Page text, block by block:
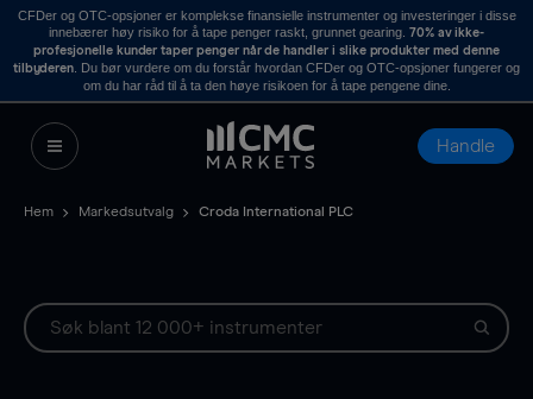
CFDer og OTC-opsjoner er komplekse finansielle instrumenter og investeringer i disse
innebærer høy risiko for å tape penger raskt, grunnet gearing. 70% av ikke-
profesjonelle kunder taper penger når de handler i slike produkter med denne
tilbyderen . Du bør vurdere om du forstår hvordan CFDer og OTC-opsjoner fungerer og
om du har råd til å ta den høye risikoen for å tape pengene dine.
Handle
Hem Markedsutvalg Croda International PLC